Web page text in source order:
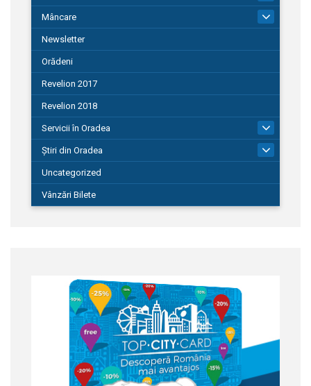
Mâncare
Newsletter
Orădeni
Revelion 2017
Revelion 2018
Servicii în Oradea
Știri din Oradea
Uncategorized
Vânzări Bilete